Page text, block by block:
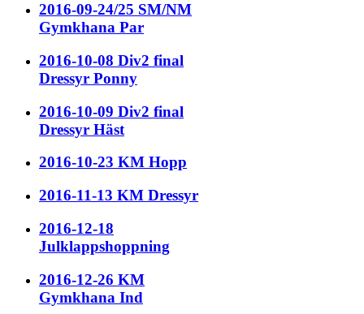
2016-09-24/25 SM/NM
Gymkhana Par
2016-10-08 Div2 final
Dressyr Ponny
2016-10-09 Div2 final
Dressyr Häst
2016-10-23 KM Hopp
2016-11-13 KM Dressyr
2016-12-18
Julklappshoppning
2016-12-26 KM
Gymkhana Ind